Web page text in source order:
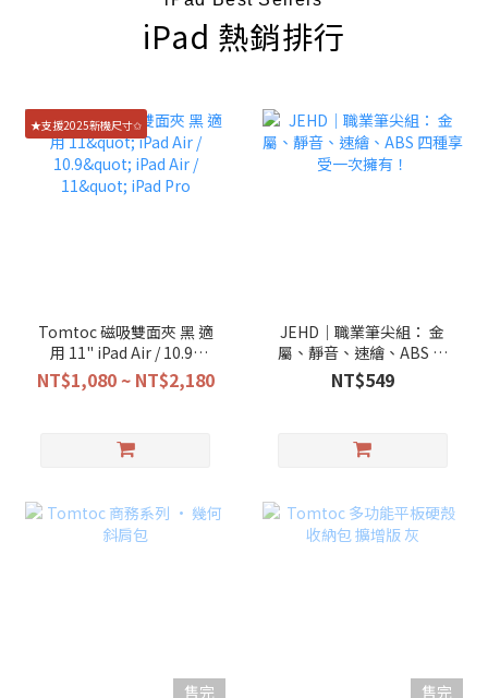
iPad 熱銷排行
★支援2025新機尺寸✩
Tomtoc 磁吸雙面夾 黑 適
用 11" iPad Air / 10.9"
iPad Air / 11" iPad Pro
NT$1,080 ~ NT$2,180
JEHD｜職業筆尖組： 金
屬、靜音、速繪、ABS 四
種享受一次擁有！
NT$549
售完
售完